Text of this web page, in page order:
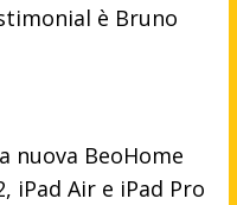
è Bruno
nuova BeoHome
iPad Air e iPad Pro